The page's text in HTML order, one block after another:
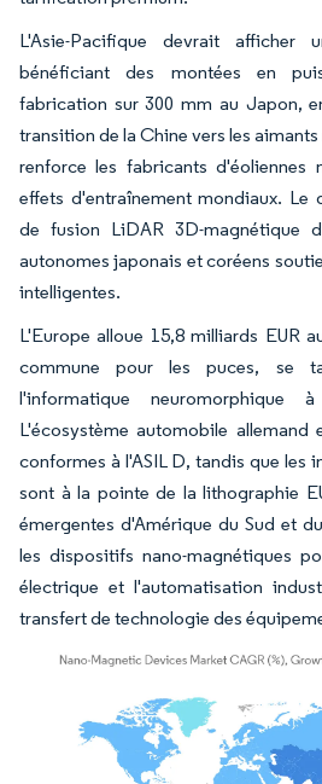
L'Asie-Pacifique devrait
bénéficiant des montées en
fabrication sur 300 mm au Japon,
transition de la Chine vers les
renforce les fabricants d'éoliennes
effets d'entraînement mondiaux. Le
de fusion LiDAR 3D-magnétique
autonomes japonais et coréens
intelligentes.
L'Europe alloue 15,8 milliards EUR
commune pour les puces, se
l'informatique neuromorphique
L'écosystème automobile allemand
conformes à l'ASIL D, tandis que les
sont à la pointe de la lithographie
émergentes d'Amérique du Sud et
les dispositifs nano-magnétiques
électrique et l'automatisation
transfert de technologie des